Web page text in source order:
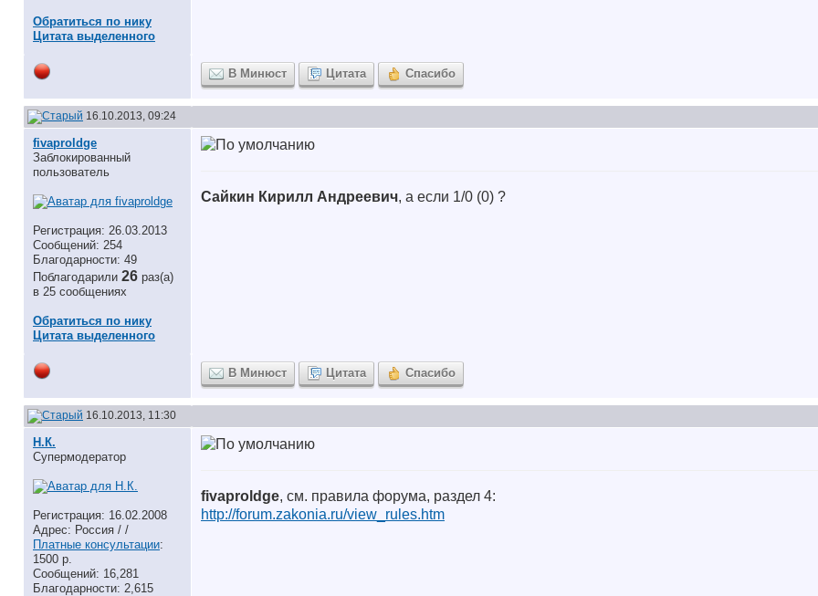
Обратиться по нику
Цитата выделенного
В Минюст Цитата Спасибо
16.10.2013, 09:24
fivaproldge
Заблокированный
пользователь
Регистрация: 26.03.2013
Сообщений: 254
Благодарности: 49
Поблагодарили 26 раз(а)
в 25 сообщениях
Обратиться по нику
Цитата выделенного
Сайкин Кирилл Андреевич, а если 1/0 (0) ?
В Минюст Цитата Спасибо
16.10.2013, 11:30
Н.К.
Супермодератор
Регистрация: 16.02.2008
Адрес: Россия / /
Платные консультации:
1500 р.
Сообщений: 16,281
Благодарности: 2,615
fivaproldge, см. правила форума, раздел 4:
http://forum.zakonia.ru/view_rules.htm